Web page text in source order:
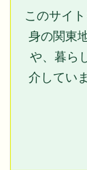
このサイ
身の関東
や、暮ら
介してい